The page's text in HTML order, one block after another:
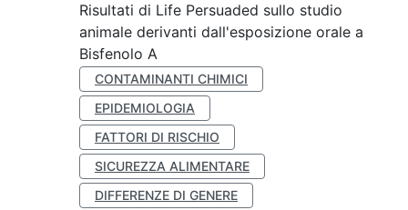
Risultati di Life Persuaded sullo studio
animale derivanti dall'esposizione orale a
Bisfenolo A
CONTAMINANTI CHIMICI
EPIDEMIOLOGIA
FATTORI DI RISCHIO
SICUREZZA ALIMENTARE
DIFFERENZE DI GENERE